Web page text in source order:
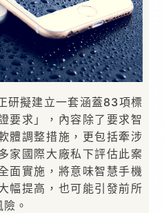
研擬建立一套涵蓋83項標
要求」，內容除了要求智
體調整措施，更包括牽涉
家國際大廠私下評估此案
面實施，將意味智慧手機
幅提高，也可能引發前所
。